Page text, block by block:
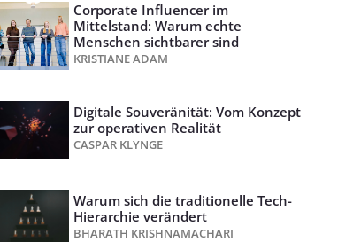
Corporate Influencer im
Mittelstand: Warum echte
Menschen sichtbarer sind
KRISTIANE ADAM
Digitale Souveränität: Vom Konzept
zur operativen Realität
CASPAR KLYNGE
Warum sich die traditionelle Tech-
Hierarchie verändert
BHARATH KRISHNAMACHARI